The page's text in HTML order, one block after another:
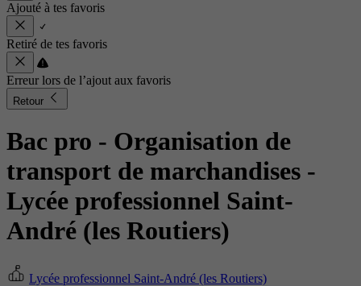
Ajouté à tes favoris
Retiré de tes favoris
Erreur lors de l’ajout aux favoris
Retour
Bac pro - Organisation de
transport de marchandises -
Lycée professionnel Saint-
André (les Routiers)
Lycée professionnel Saint-André (les Routiers)